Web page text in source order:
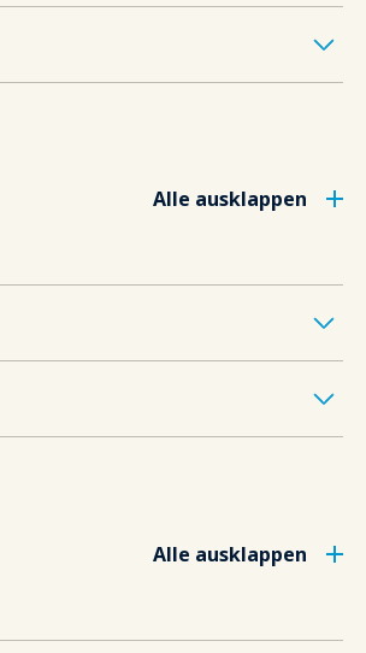
Alle ausklappen
Alle ausklappen